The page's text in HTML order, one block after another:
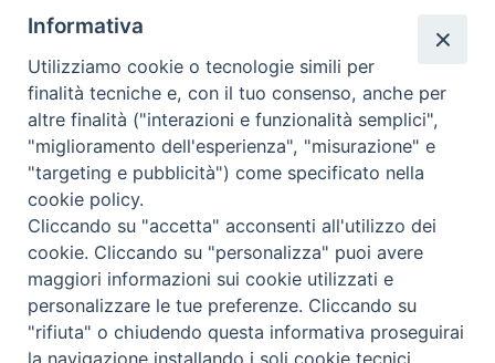
HOME DIOCESI VESCOVO CURIA VESCOVILE NEWS
APPUNTAMENTI CONTATTI SERVIZIO ANTENATI
Copyright © 2018 - 2021Diocesi di Adria Rovigo.All Rights Reserved.
Informativa
Utilizziamo cookie o tecnologie simili per
finalità tecniche e, con il tuo consenso, anche per
altre finalità ("interazioni e funzionalità semplici",
"miglioramento dell'esperienza", "misurazione" e
"targeting e pubblicità") come specificato nella
cookie policy.
Cliccando su "accetta" acconsenti all'utilizzo dei
cookie. Cliccando su "personalizza" puoi avere
maggiori informazioni sui cookie utilizzati e
personalizzare le tue preferenze. Cliccando su
"rifiuta" o chiudendo questa informativa proseguirai